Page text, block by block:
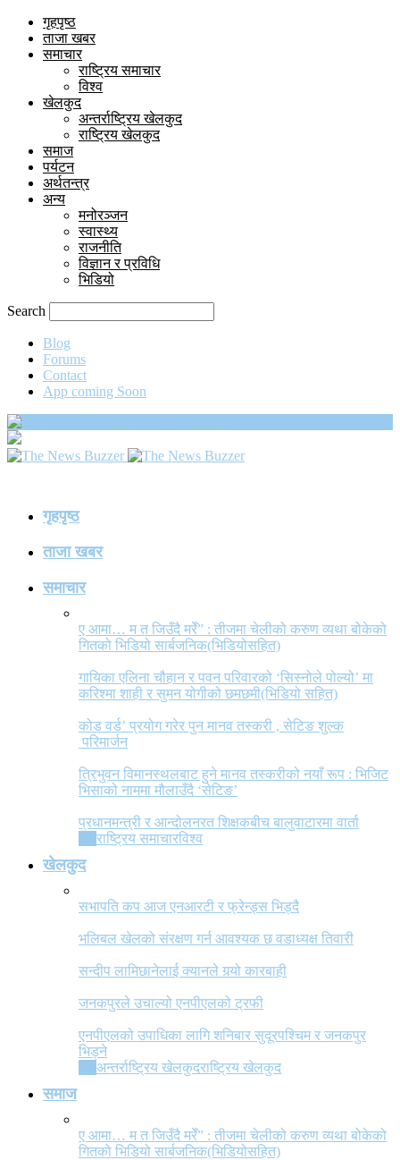
गृहपृष्ठ
ताजा खबर
समाचार
राष्ट्रिय समाचार
विश्व
खेलकुद
अन्तर्राष्ट्रिय खेलकुद
राष्ट्रिय खेलकुद
समाज
पर्यटन
अर्थतन्त्र
अन्य
मनोरञ्जन
स्वास्थ्य
राजनीति
विज्ञान र प्रविधि
भिडियो
Search
Blog
Forums
Contact
App coming Soon
गृहपृष्ठ
ताजा खबर
समाचार
ए आमा… म त जिउँदै मरेँ” : तीजमा चेलीको करुण व्यथा बोकेको
गितको भिडियो सार्बजनिक(भिडियोसहित)
गायिका एलिना चौहान र पवन परिवारको ‘सिस्नोले पोल्यो’ मा
करिश्मा शाही र सुमन योगीको छमछमी(भिडियो सहित)
कोड वर्ड’ प्रयोग गरेर पुन मानव तस्करी , सेटिङ शुल्क
परिमार्जन
त्रिभुवन विमानस्थलबाट हुने मानव तस्करीको नयाँ रूप : भिजिट
भिसाको नाममा मौलाउँदै ‘सेटिङ’
प्रधानमन्त्री र आन्दोलनरत शिक्षकबीच बालुवाटारमा वार्ता
राष्ट्रिय समाचारविश्व
खेलकुद
सभापति कप आज एनआरटी र फ्रेन्ड्स भिड्दै
भलिबल खेलको संरक्षण गर्न आवश्यक छ वडाध्यक्ष तिवारी
सन्दीप लामिछानेलाई क्यानले गर्‍यो कारबाही
जनकपुरले उचाल्यो एनपीएलको ट्रफी
एनपीएलको उपाधिका लागि शनिबार सुदूरपश्चिम र जनकपुर
भिड्ने
अन्तर्राष्ट्रिय खेलकुदराष्ट्रिय खेलकुद
समाज
ए आमा… म त जिउँदै मरेँ” : तीजमा चेलीको करुण व्यथा बोकेको
गितको भिडियो सार्बजनिक(भिडियोसहित)